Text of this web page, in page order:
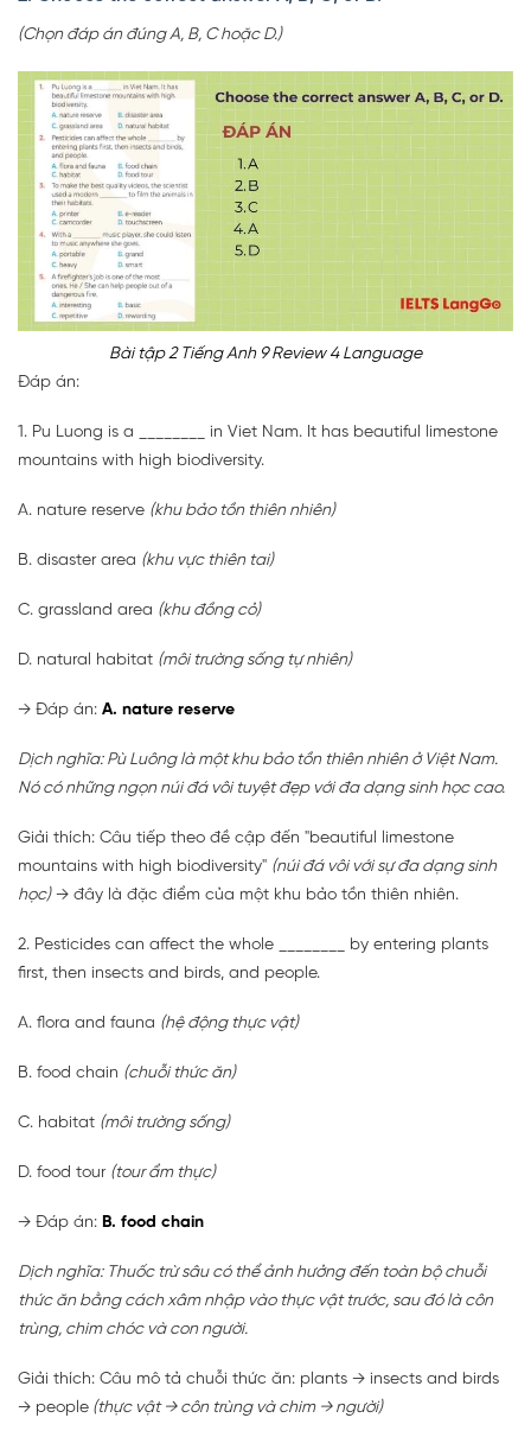
(Chọn đáp án đúng A, B, C hoặc D.)
Bài tập 2 Tiếng Anh 9 Review 4 Language
Đáp án:
1. Pu Luong is a ________ in Viet Nam. It has beautiful limestone
mountains with high biodiversity.
A. nature reserve (khu bảo tồn thiên nhiên)
B. disaster area (khu vực thiên tai)
C. grassland area (khu đồng cỏ)
D. natural habitat (môi trường sống tự nhiên)
→ Đáp án: A. nature reserve
Dịch nghĩa: Pù Luông là một khu bảo tồn thiên nhiên ở Việt Nam.
Nó có những ngọn núi đá vôi tuyệt đẹp với đa dạng sinh học cao.
Giải thích: Câu tiếp theo đề cập đến "beautiful limestone
mountains with high biodiversity" (núi đá vôi với sự đa dạng sinh
học)→ đây là đặc điểm của một khu bảo tồn thiên nhiên.
2. Pesticides can affect the whole ________ by entering plants
first, then insects and birds, and people.
A. flora and fauna (hệ động thực vật)
B. food chain (chuỗi thức ăn)
C. habitat (môi trường sống)
D. food tour (tour ẩm thực)
→ Đáp án: B. food chain
Dịch nghĩa: Thuốc trừ sâu có thể ảnh hưởng đến toàn bộ chuỗi
thức ăn bằng cách xâm nhập vào thực vật trước, sau đó là côn
trùng, chim chóc và con người.
Giải thích: Câu mô tả chuỗi thức ăn: plants → insects and birds
→ people (thực vật → côn trùng và chim → người)